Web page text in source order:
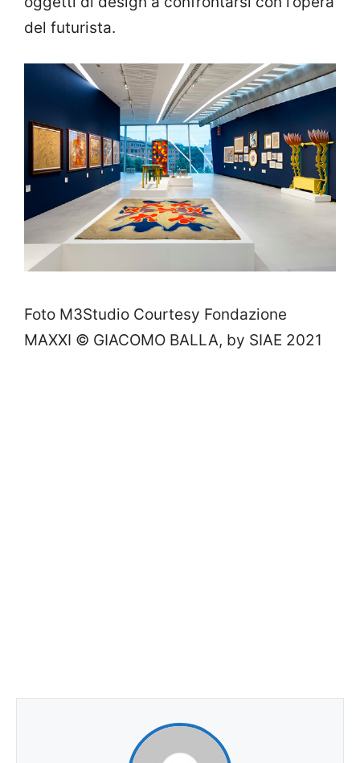
del futurista.
Foto M3Studio Courtesy Fondazione
MAXXI © GIACOMO BALLA, by SIAE 2021